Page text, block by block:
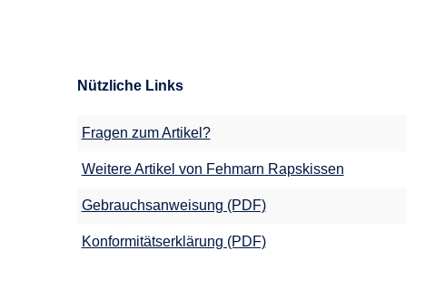
Nützliche Links
Fragen zum Artikel?
Weitere Artikel von Fehmarn Rapskissen
Gebrauchsanweisung (PDF)
Konformitätserklärung (PDF)